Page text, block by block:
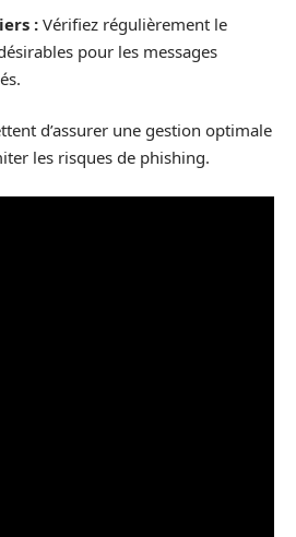
: Vérifiez régulièrement le
pour les messages
d’assurer une gestion optimale
les risques de phishing.